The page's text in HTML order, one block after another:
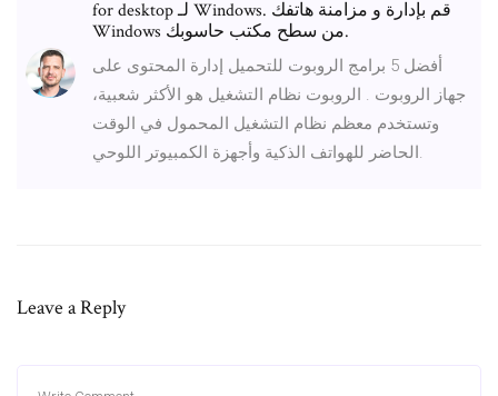
for desktop لـ Windows. قم بإدارة و مزامنة هاتفك
Windows من سطح مكتب حاسوبك.
أفضل 5 برامج الروبوت للتحميل إدارة المحتوى على
جهاز الروبوت . الروبوت نظام التشغيل هو الأكثر شعبية،
وتستخدم معظم نظام التشغيل المحمول في الوقت
الحاضر للهواتف الذكية وأجهزة الكمبيوتر اللوحي.
Leave a Reply